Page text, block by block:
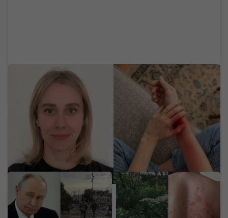
Neurologička odporúča metódu 60-5-3-30:
Mravčenie v končatinách môže byť neškodnou
reakciou na tlak, ale aj varovným signálom
Putin chystá anexiu v
ďalšej krajine. Štyri štáty
NATO varujú pred
hrozbou pre Európu
Na Slovensku sa šíri
nebezpečný gigant z
Kaukazu: Pozor na
rastlinu, ktorej dotyk